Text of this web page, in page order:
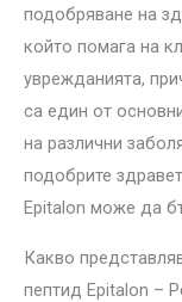
подобряване на
който помага на
уврежданията,
са един от
на различни
подобрите
Epitalon може да
Какво
пептид Epitalon –